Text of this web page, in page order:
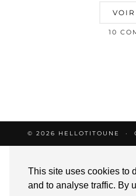
This site uses cookies to
and to analyse traffic. By
10
© 2026 HELLOTITOUNE